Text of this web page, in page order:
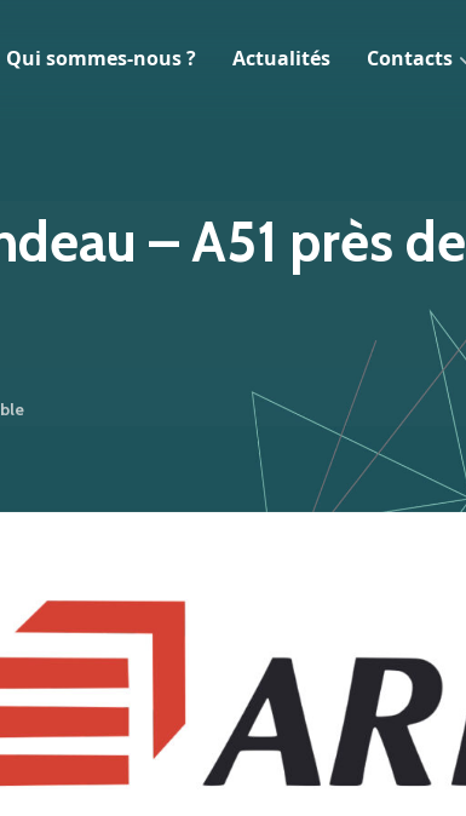
Qui sommes-nous ? Actualités Contacts
– A51 près de